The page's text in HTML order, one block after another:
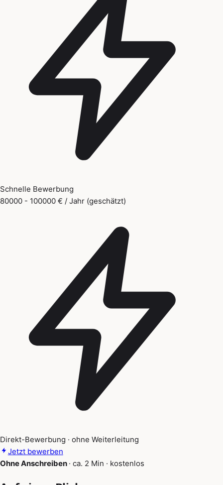
Schnelle Bewerbung
80000 - 100000 € / Jahr (geschätzt)
Direkt-Bewerbung · ohne Weiterleitung
Jetzt bewerben
Ohne Anschreiben · ca. 2 Min · kostenlos